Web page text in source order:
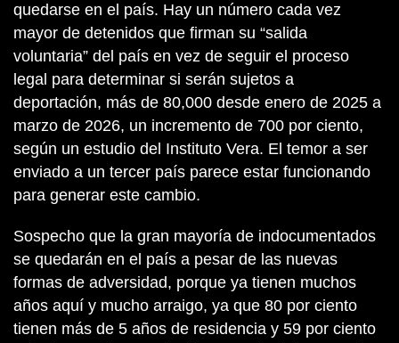
quedarse en el país. Hay un número cada vez
mayor de detenidos que firman su “salida
voluntaria” del país en vez de seguir el proceso
legal para determinar si serán sujetos a
deportación, más de 80,000 desde enero de 2025 a
marzo de 2026, un incremento de 700 por ciento,
según un estudio del Instituto Vera. El temor a ser
enviado a un tercer país parece estar funcionando
para generar este cambio.
Sospecho que la gran mayoría de indocumentados
se quedarán en el país a pesar de las nuevas
formas de adversidad, porque ya tienen muchos
años aquí y mucho arraigo, ya que 80 por ciento
tienen más de 5 años de residencia y 59 por ciento